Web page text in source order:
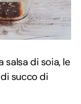
salsa di soia, le
succo di